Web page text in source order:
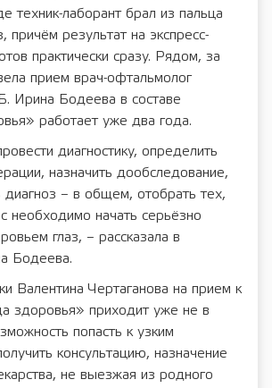
техник-лаборант брал из пальца
причём результат на экспресс-
практически сразу. Рядом, за
прием врач-офтальмолог
Ирина Бодеева в составе
работает уже два года.
диагностику, определить
назначить дообследование,
диагноз – в общем, отобрать тех,
необходимо начать серьёзно
глаз, – рассказала в
Бодеева.
Валентина Чертаганова на прием к
здоровья» приходит уже не в
попасть к узким
консультацию, назначение
не выезжая из родного